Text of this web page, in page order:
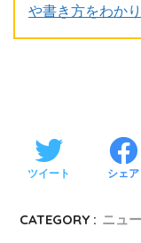
や書き方をわか
ツイート シェア
CATEGORY : ニュ